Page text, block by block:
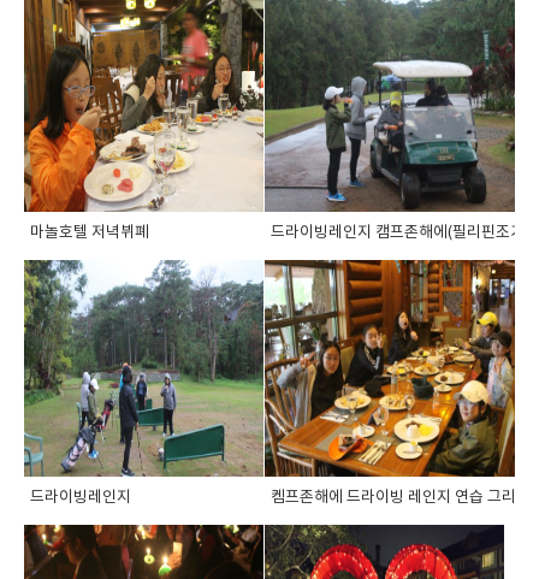
마놀호텔 저녁뷔폐 드라이빙레인지 캠프존해에(필리핀조기
드라이빙레인지 켐프존해에 드라이빙 레인지 연습 그리고